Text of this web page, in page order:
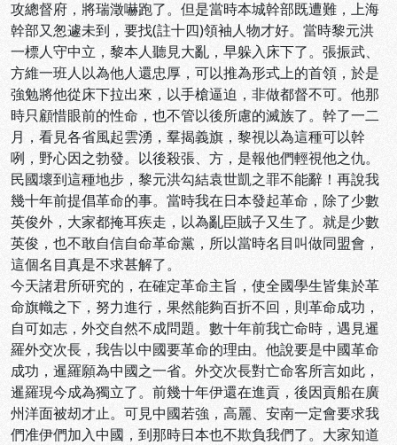
攻總督府，將瑞澂嚇跑了。但是當時本城幹部既遭難，上海
幹部又怱遽未到，要找(註十四)領袖人物才好。當時黎元洪
一標人守中立，黎本人聽見大亂，早躲入床下了。張振武、
方維一班人以為他人還忠厚，可以推為形式上的首領，於是
強勉將他從床下拉出來，以手槍逼迫，非做都督不可。他那
時只顧惜眼前的性命，也不管以後所慮的滅族了。幹了一二
月，看見各省風起雲湧，羣揭義旗，黎視以為這種可以幹
咧，野心因之勃發。以後殺張、方，是報他們輕視他之仇。
民國壞到這種地步，黎元洪勾結袁世凱之罪不能辭！再說我
幾十年前提倡革命的事。當時我在日本發起革命，除了少數
英俊外，大家都掩耳疾走，以為亂臣賊子又生了。就是少數
英俊，也不敢自信自命革命黨，所以當時名目叫做同盟會，
這個名目真是不求甚解了。
今天諸君所研究的，在確定革命主旨，使全國學生皆集於革
命旗幟之下，努力進行，果然能夠百折不回，則革命成功，
自可如志，外交自然不成問題。數十年前我亡命時，遇見暹
羅外交次長，我告以中國要革命的理由。他說要是中國革命
成功，暹羅願為中國之一省。外交次長對亡命客所言如此，
暹羅現今成為獨立了。前幾十年伊還在進貢，後因貢船在廣
州洋面被刼才止。可見中國若強，高麗、安南一定會要求我
們准伊們加入中國，到那時日本也不欺負我們了。大家知道